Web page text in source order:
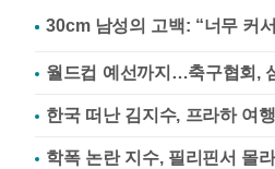
월드컵 예선까지…축구협회,
한국 떠난 김지수, 프라하 여
학폭 논란 지수, 필리핀서 몰